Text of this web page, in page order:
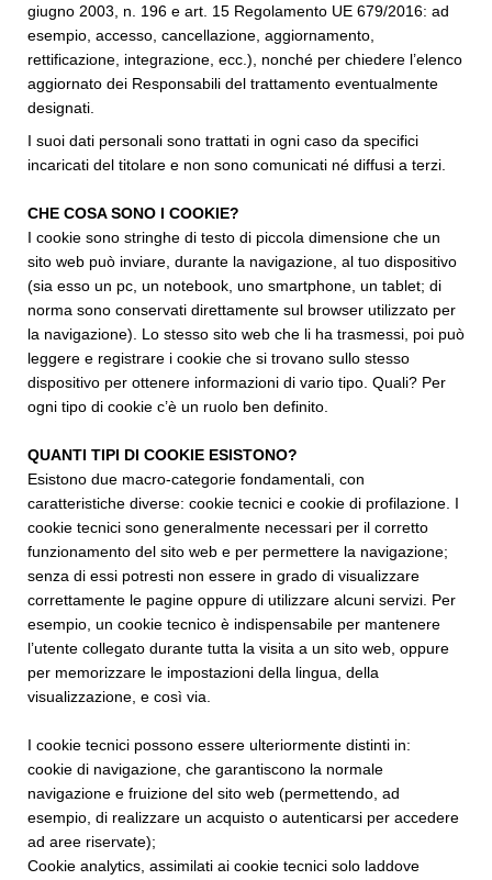
giugno 2003, n. 196 e art. 15 Regolamento UE 679/2016: ad
esempio, accesso, cancellazione, aggiornamento,
rettificazione, integrazione, ecc.), nonché per chiedere l’elenco
aggiornato dei Responsabili del trattamento eventualmente
designati.
I suoi dati personali sono trattati in ogni caso da specifici
incaricati del titolare e non sono comunicati né diffusi a terzi.
CHE COSA SONO I COOKIE?
I cookie sono stringhe di testo di piccola dimensione che un
sito web può inviare, durante la navigazione, al tuo dispositivo
(sia esso un pc, un notebook, uno smartphone, un tablet; di
norma sono conservati direttamente sul browser utilizzato per
la navigazione). Lo stesso sito web che li ha trasmessi, poi può
leggere e registrare i cookie che si trovano sullo stesso
dispositivo per ottenere informazioni di vario tipo. Quali? Per
ogni tipo di cookie c’è un ruolo ben definito.
QUANTI TIPI DI COOKIE ESISTONO?
Esistono due macro-categorie fondamentali, con
caratteristiche diverse: cookie tecnici e cookie di profilazione. I
cookie tecnici sono generalmente necessari per il corretto
funzionamento del sito web e per permettere la navigazione;
senza di essi potresti non essere in grado di visualizzare
correttamente le pagine oppure di utilizzare alcuni servizi. Per
esempio, un cookie tecnico è indispensabile per mantenere
l’utente collegato durante tutta la visita a un sito web, oppure
per memorizzare le impostazioni della lingua, della
visualizzazione, e così via.
I cookie tecnici possono essere ulteriormente distinti in:
cookie di navigazione, che garantiscono la normale
navigazione e fruizione del sito web (permettendo, ad
esempio, di realizzare un acquisto o autenticarsi per accedere
ad aree riservate);
Cookie analytics, assimilati ai cookie tecnici solo laddove